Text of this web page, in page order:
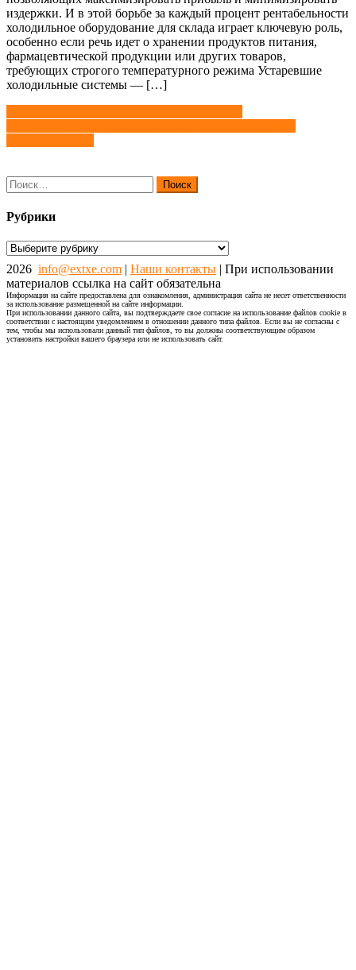
издержки. И в этой борьбе за каждый процент рентабельности
холодильное оборудование для склада играет ключевую роль,
особенно если речь идет о хранении продуктов питания,
фармацевтической продукции или других товаров,
требующих строгого температурного режима Устаревшие
холодильные системы — […]
Навигация
по
Найти:
Рубрики
Рубрики
2026 info@extxe.com | Наши контакты | При использовании
материалов ссылка на сайт обязательна
Информация на сайте предоставлена для ознакомления, администрация сайта не несет ответственности
за использование размещенной на сайте информации.
При использовании данного сайта, вы подтверждаете свое согласие на использование файлов cookie в
соответствии с настоящим уведомлением в отношении данного типа файлов. Если вы не согласны с
тем, чтобы мы использовали данный тип файлов, то вы должны соответствующим образом
установить настройки вашего браузера или не использовать сайт.